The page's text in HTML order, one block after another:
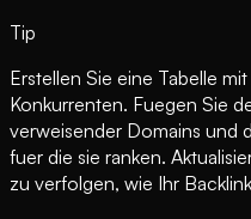
Tip
Erstellen Sie eine Tabelle
Konkurrenten. Fuegen Sie
verweisender Domains und
fuer die sie ranken.
zu verfolgen, wie Ihr